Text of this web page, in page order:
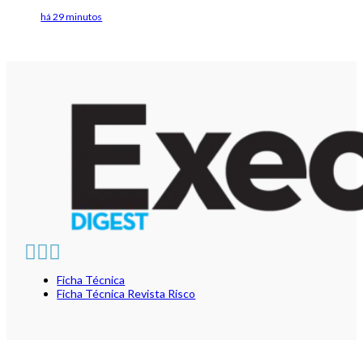
há 29 minutos
Ficha Técnica
Ficha Técnica Revista Risco